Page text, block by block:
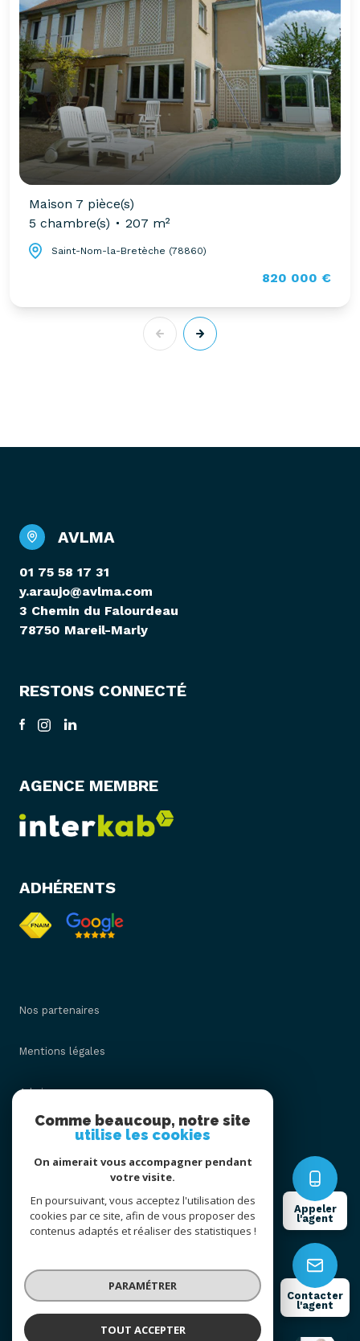
Appeler
l'agent
Contacter
l'agent
Maison 7 pièce(s)
5 chambre(s)
207 m²
Saint-Nom-la-Bretèche (78860)
820 000 €
AVLMA
01 75 58 17 31
y.araujo@avlma.com
3 Chemin du Falourdeau
78750 Mareil-Marly
RESTONS CONNECTÉ
AGENCE MEMBRE
ADHÉRENTS
Nos partenaires
Mentions légales
Admin
Nos honoraires
Cookies
© 2026 | Tous droits réservés
Réalisé par
Comme beaucoup, notre site
utilise les cookies
On aimerait vous accompagner pendant
votre visite.
En poursuivant, vous acceptez l'utilisation des
cookies par ce site, afin de vous proposer des
contenus adaptés et réaliser des statistiques !
PARAMÉTRER
TOUT ACCEPTER